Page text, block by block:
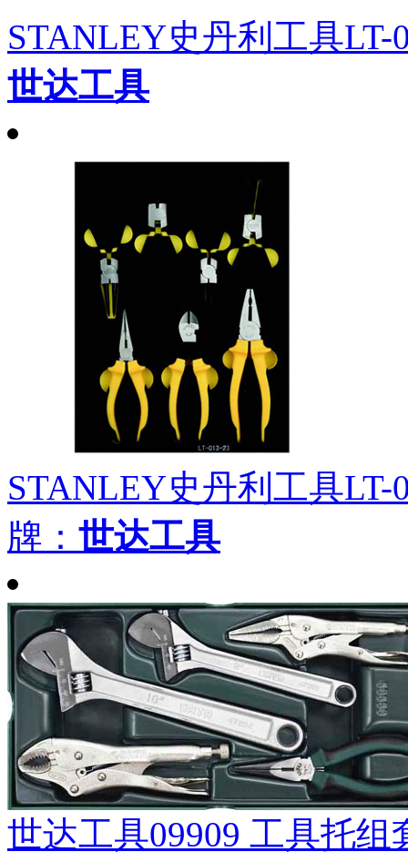
STANLEY史丹利工具LT-
世达工具
STANLEY史丹利工具
牌： 世达工具
世达工具09909 工具托